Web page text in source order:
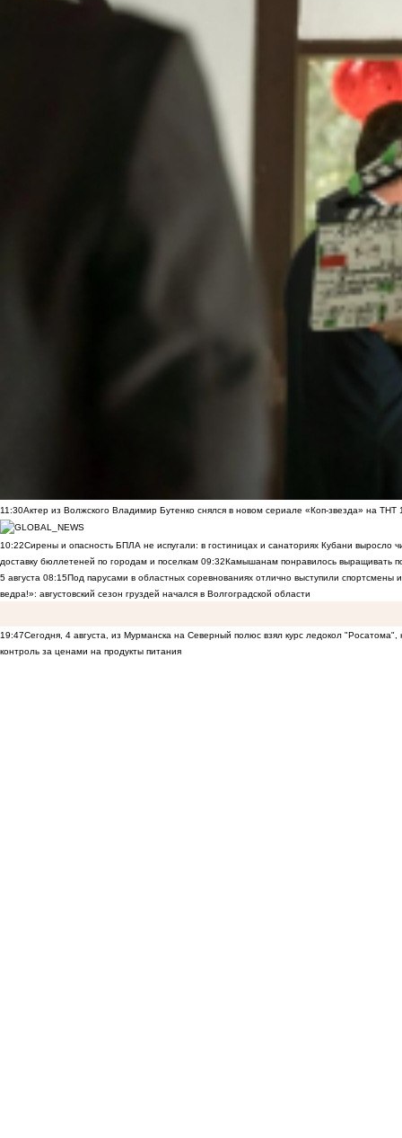
11:30Актер из Волжского Владимир Бутенко снялся в новом сериале «Коп-звезда» на ТНТ
10:22Сирены и опасность БПЛА не испугали: в гостиницах и санаториях Кубани выросло
доставку бюллетеней по городам и поселкам 09:32Камышанам понравилось выращивать
5 августа 08:15Под парусами в областных соревнованиях отлично выступили спортсмены
ведра!»: августовский сезон груздей начался в Волгоградской области
19:47Сегодня, 4 августа, из Мурманска на Северный полюс взял курс ледокол
контроль за ценами на продукты питания